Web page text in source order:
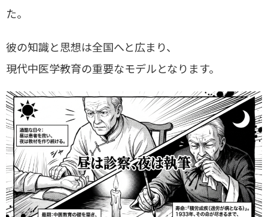
た。
彼の知識と思想は全国へと広まり、
現代中医学教育の重要なモデルとなります。